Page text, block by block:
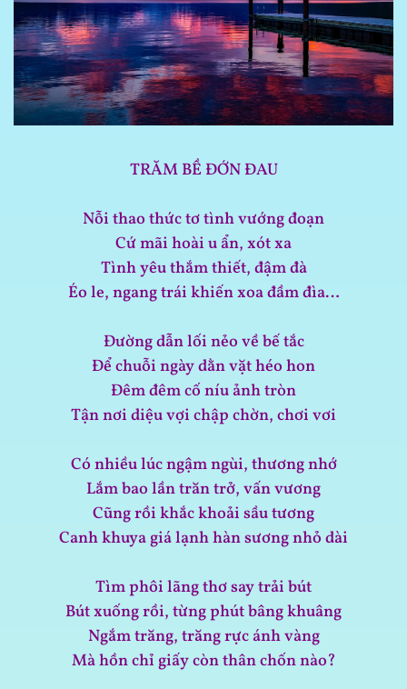
TRĂM BỀ ĐỚN ĐAU
Nỗi thao thức tơ tình vướng đoạn
Cứ mãi hoài u ẩn, xót xa
Tình yêu thắm thiết, đậm đà
Éo le, ngang trái khiến xoa đầm đìa…
Đường dẫn lối nẻo về bế tắc
Để chuỗi ngày dằn vặt héo hon
Đêm đêm cố níu ảnh tròn
Tận nơi diệu vợi chập chờn, chơi vơi
Có nhiều lúc ngậm ngùi, thương nhớ
Lắm bao lần trăn trở, vấn vương
Cũng rồi khắc khoải sầu tương
Canh khuya giá lạnh hàn sương nhỏ dài
Tìm phôi lãng thơ say trải bút
Bút xuống rồi, từng phút bâng khuâng
Ngắm trăng, trăng rực ánh vàng
Mà hồn chỉ giấy còn thân chốn nào?